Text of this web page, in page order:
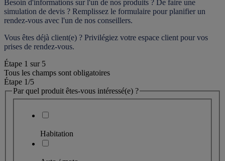
Besoin d'informations sur l'un de nos produits ? De faire une
simulation de devis ? Remplissez le formulaire pour planifier un
rendez-vous avec l'un de nos conseillers.
Vous êtes déjà client(e) ? Privilégiez votre espace client pour vos
prises de rendez-vous.
Étape 1 sur 5
Tous les champs sont obligatoires
Étape 1/5
Par quel produit êtes-vous intéressé(e) ?
Habitation